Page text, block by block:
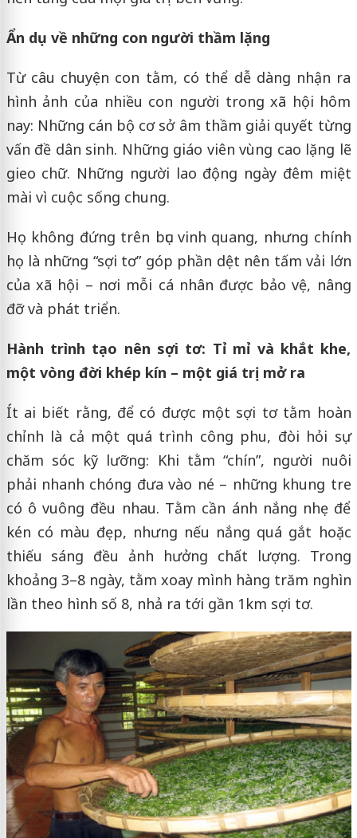
Ẩn dụ về những con người thầm lặng
Từ câu chuyện con tằm, có thể dễ dàng nhận ra
hình ảnh của nhiều con người trong xã hội hôm
nay: Những cán bộ cơ sở âm thầm giải quyết từng
vấn đề dân sinh. Những giáo viên vùng cao lặng lẽ
gieo chữ. Những người lao động ngày đêm miệt
mài vì cuộc sống chung.
Họ không đứng trên bục vinh quang, nhưng chính
họ là những “sợi tơ” góp phần dệt nên tấm vải lớn
của xã hội – nơi mỗi cá nhân được bảo vệ, nâng
đỡ và phát triển.
Hành trình tạo nên sợi tơ: Tỉ mỉ và khắt khe,
một vòng đời khép kín – một giá trị mở ra
Ít ai biết rằng, để có được một sợi tơ tằm hoàn
chỉnh là cả một quá trình công phu, đòi hỏi sự
chăm sóc kỹ lưỡng: Khi tằm “chín”, người nuôi
phải nhanh chóng đưa vào né – những khung tre
có ô vuông đều nhau. Tằm cần ánh nắng nhẹ để
kén có màu đẹp, nhưng nếu nắng quá gắt hoặc
thiếu sáng đều ảnh hưởng chất lượng. Trong
khoảng 3–8 ngày, tằm xoay mình hàng trăm nghìn
lần theo hình số 8, nhả ra tới gần 1km sợi tơ.